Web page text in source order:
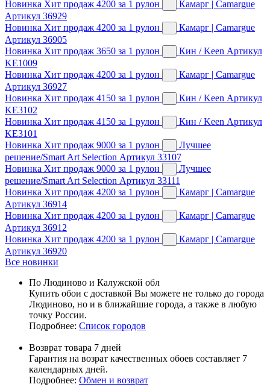
Новинка Хит продаж 4200 за 1 рулон
Камарг | Camargue
Артикул 36929
Новинка Хит продаж 4200 за 1 рулон
Камарг | Camargue
Артикул 36905
Новинка Хит продаж 3650 за 1 рулон Кин / Keen Артикул
KE1009
Новинка Хит продаж 4200 за 1 рулон
Камарг | Camargue
Артикул 36927
Новинка Хит продаж 4150 за 1 рулон Кин / Keen Артикул
KE3102
Новинка Хит продаж 4150 за 1 рулон Кин / Keen Артикул
KE3101
Новинка Хит продаж 9000 за 1 рулон
Лучшее
решение/Smart Art Selection Артикул 33107
Новинка Хит продаж 9000 за 1 рулон
Лучшее
решение/Smart Art Selection Артикул 33111
Новинка Хит продаж 4200 за 1 рулон
Камарг | Camargue
Артикул 36914
Новинка Хит продаж 4200 за 1 рулон
Камарг | Camargue
Артикул 36912
Новинка Хит продаж 4200 за 1 рулон
Камарг | Camargue
Артикул 36920
Все новинки
По Людиново и Калужской обл
Купить обои с доставкой Вы можете не только до города
Людиново, но и в ближайшие города, а также в любую
точку России.
Подробнее: Список городов
Возврат товара 7 дней
Гарантия на возрат качественных обоев составляет 7
календарных дней.
Подробнее: Обмен и возврат